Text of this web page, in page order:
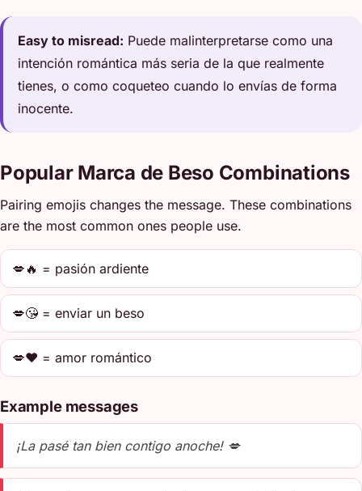
Easy to misread: Puede malinterpretarse como una
intención romántica más seria de la que realmente
tienes, o como coqueteo cuando lo envías de forma
inocente.
Popular Marca de Beso Combinations
Pairing emojis changes the message. These combinations
are the most common ones people use.
💋🔥 = pasión ardiente
💋😘 = enviar un beso
💋❤️ = amor romántico
Example messages
¡La pasé tan bien contigo anoche! 💋